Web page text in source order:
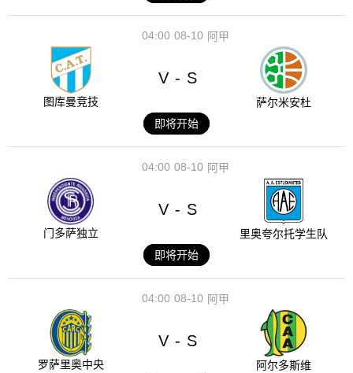
08-10
04:00 阿甲
图库曼竞技
V - S
萨尔米安杜
即将开始
08-10
04:00 阿甲
门多萨独立
V - S
里奥夸尔托学生队
即将开始
08-10
04:00 阿甲
罗萨里奥中央
V - S
阿尔多斯维